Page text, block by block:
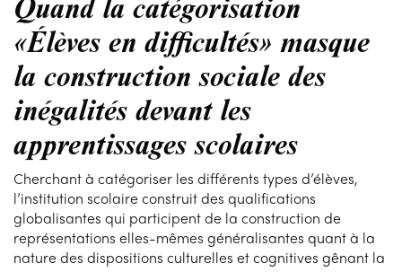
«Élèves en difficultés» masque
la construction sociale des
inégalités devant les
apprentissages scolaires
Cherchant à catégoriser les différents types d’élèves,
l’institution scolaire construit des qualifications
globalisantes qui participent de la construction de
représentations elles-mêmes généralisantes quant à la
nature des dispositions culturelles et cognitives gênant la